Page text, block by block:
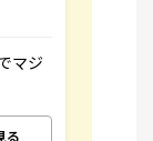
マジ
る